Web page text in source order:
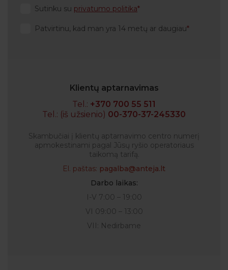
Sutinku su privatumo politika
Patvirtinu, kad man yra 14 metų ar daugiau
Klientų aptarnavimas
Tel.: +370 700 55 511
Tel.: (iš užsienio) 00-370-37-245330
Skambučiai į klientų aptarnavimo centro numerį
apmokestinami pagal Jūsų ryšio operatoriaus
taikomą tarifą.
El. paštas: pagalba@anteja.lt
Darbo laikas:
I-V 7:00 – 19:00
VI 09:00 – 13:00
VII: Nedirbame